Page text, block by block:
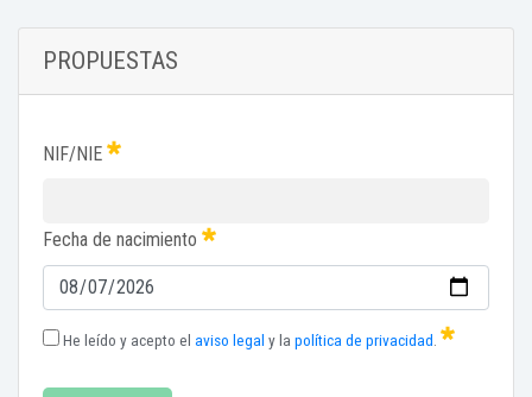
PROPUESTAS
NIF/NIE
Fecha de nacimiento
He leído y acepto el aviso legal y la política de privacidad